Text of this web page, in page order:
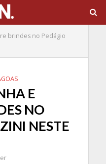
brindes no Pedágio
E
NO
NESTE